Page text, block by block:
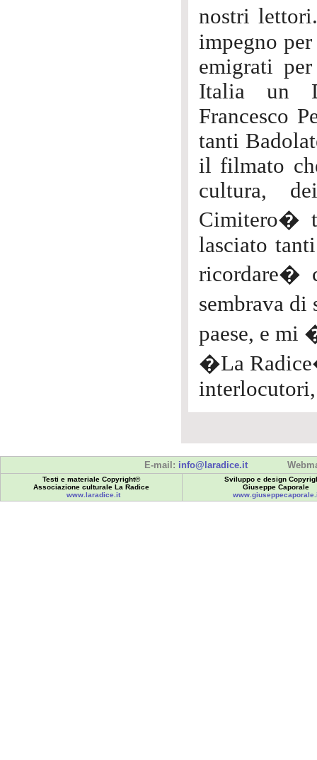
nostri
impegno
emigrati
Italia un
Francesco
tanti
il filmato
cultura,
Cimitero�
lasciato
ricordare�
sembrava
paese, e
�La
interlocutori,
E-mail: info@laradice.it
Testi e materiale Copyright©
Associazione culturale La Radice
www.laradice.it
Sviluppo e design
Giuseppe Caporale